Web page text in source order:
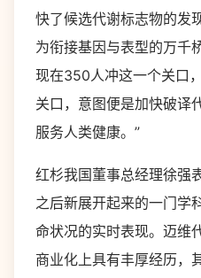
快了候选代谢标志物的发
为衔接基因与表型的万千
现在350人冲这一个关口
关口，意图便是加快破译
服务人类健康。”
红杉我国董事总经理徐强
之后新展开起来的一门学
命状况的实时表现。迈维
商业化上具有丰厚经历，